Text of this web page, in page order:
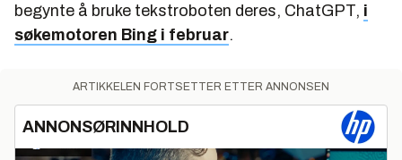
begynte å bruke tekstroboten deres, ChatGPT, i
søkemotoren Bing i februar.
ARTIKKELEN FORTSETTER ETTER ANNONSEN
ANNONSØRINNHOLD